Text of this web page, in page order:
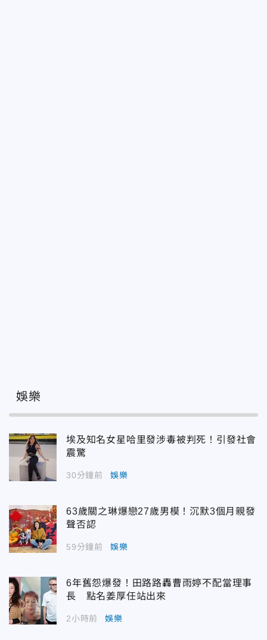
娛樂
埃及知名女星哈里發涉毒被判死！引發社會
震驚
30分鐘前 娛樂
63歲關之琳爆戀27歲男模！沉默3個月親發
聲否認
59分鐘前 娛樂
6年舊怨爆發！田路路轟曹雨婷不配當理事
長 點名姜厚任站出來
2小時前 娛樂